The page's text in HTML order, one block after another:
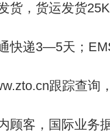
货，货运发货
快递3—5天；
跟踪查询
顾客，国际业务